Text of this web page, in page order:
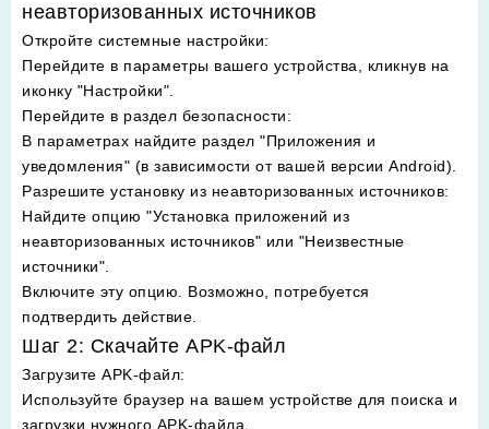
неавторизованных источников
Откройте системные настройки:
Перейдите в параметры вашего устройства, кликнув на
иконку "Настройки".
Перейдите в раздел безопасности:
В параметрах найдите раздел "Приложения и
уведомления" (в зависимости от вашей версии Android).
Разрешите установку из неавторизованных источников:
Найдите опцию "Установка приложений из
неавторизованных источников" или "Неизвестные
источники".
Включите эту опцию. Возможно, потребуется
подтвердить действие.
Шаг 2: Скачайте APK-файл
Загрузите APK-файл:
Используйте браузер на вашем устройстве для поиска и
загрузки нужного APK-файла.